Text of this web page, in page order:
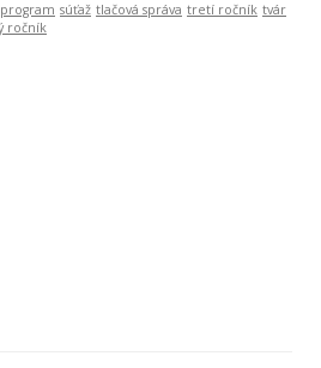
program súťaž tlačová správa tretí ročník tvár
ročník